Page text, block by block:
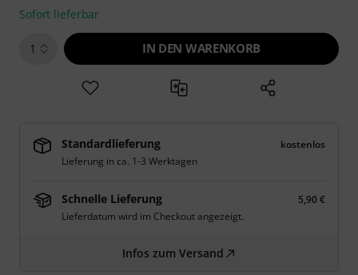
Sofort lieferbar
1 IN DEN WARENKORB
Standardlieferung
kostenlos
Lieferung in ca. 1-3 Werktagen
Schnelle Lieferung
5,90 €
Lieferdatum wird im Checkout angezeigt.
Infos zum Versand